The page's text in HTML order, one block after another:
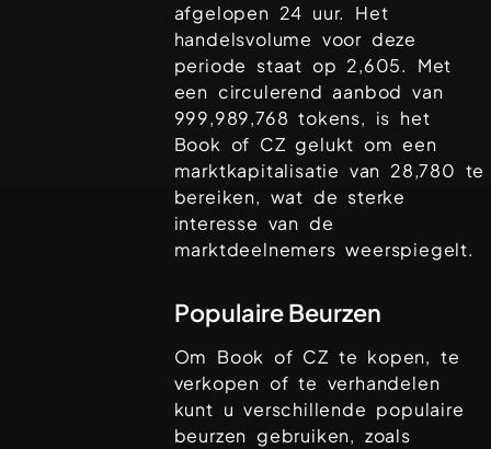
afgelopen 24 uur. Het
handelsvolume voor deze
periode staat op 2,605. Met
een circulerend aanbod van
999,989,768tokens, is het
Book of CZ gelukt om een
marktkapitalisatie van 28,780 te
bereiken, wat de sterke
interesse van de
marktdeelnemers weerspiegelt.
Populaire Beurzen
Om Book of CZ te kopen, te
verkopen of te verhandelen
kunt u verschillende populaire
beurzen gebruiken, zoals